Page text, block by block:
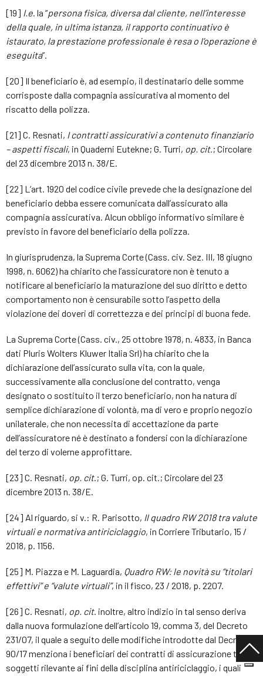
[19] I.e . la “persona fisica, diversa dal cliente, nell’interesse
della quale, in ultima istanza, il rapporto continuativo è
istaurato, la prestazione professionale è resa o l’operazione è
eseguita”.
[20] Il beneficiario è, ad esempio, il destinatario delle somme
corrisposte dalla compagnia assicurativa al momento del
riscatto della polizza.
[21] C. Resnati, I contratti assicurativi a contenuto finanziario
– aspetti fiscali, in Quaderni Eutekne; G. Turri, op. cit.; Circolare
del 23 dicembre 2013 n. 38/E.
[22] L’art. 1920 del codice civile prevede che la designazione del
beneficiario debba essere comunicata dall’assicurato alla
compagnia assicurativa. Alcun obbligo informativo similare è
previsto in favore del beneficiario della polizza.
In giurisprudenza, la Suprema Corte (Cass. civ. Sez. III, 18 giugno
1998, n. 6062) ha chiarito che l’assicuratore non è tenuto a
notificare al beneficiario la maturazione del suo diritto e detto
comportamento non è censurabile sotto l’aspetto della
violazione dei doveri di correttezza e dei principi di buona fede.
La Suprema Corte (Cass. civ., 25 ottobre 1978, n. 4833, in Banca
dati Pluris Wolters Kluwer Italia Srl) ha chiarito che la
dichiarazione dell’assicurato sulla vita, con la quale,
successivamente alla conclusione del contratto, venga
designato o sostituito il terzo beneficiario, non ha natura di
semplice dichiarazione di volontà, ma di vero e proprio negozio
unilaterale, che non necessita di accettazione da parte
dell’assicuratore né è destinato a fondersi con la dichiarazione
del terzo di volerne approfittare.
[23] C. Resnati, op. cit.; G. Turri, op. cit.; Circolare del 23
dicembre 2013 n. 38/E.
[24] Al riguardo, si v.: R. Parisotto, Il quadro RW 2018 tra valute
virtuali e normativa antiriciclaggio, in Corriere Tributario, 15 /
2018, p. 1156.
[25] M. Piazza e M. Laguardia, Quadro RW: le novità su “titolari
effettivi” e “valute virtuali”, in il fisco, 23 / 2018, p. 2207.
[26] C. Resnati, op. cit. inoltre, altro indizio in tal senso deriva
dalla nuova formulazione dell’articolo 19, comma 3, del Decreto
231/07, il quale a seguito delle modifiche introdotte dal Decreto
90/17 menziona i beneficiari dei contratti di assicurazione tra i
soggetti rilevante ai fini della disciplina antiriciclaggio, i quali